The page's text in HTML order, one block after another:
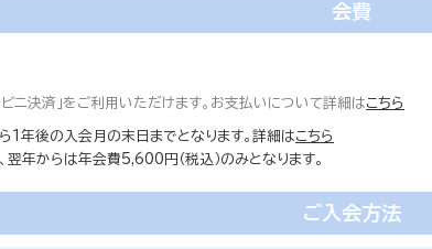
会費
ビニ決済」をご利用いただけます。お支払いについて詳細はこちら
1年後の入会月の末日までとなります。詳細はこちら
年からは年会費5,600円（税込）のみとなります。
ご入会方法